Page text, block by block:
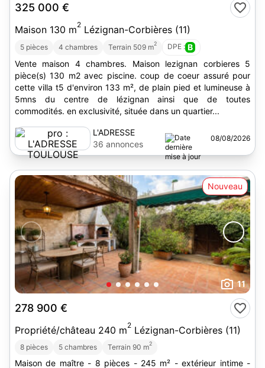
325 000 €
Maison 130 m2 Lézignan-Corbières (11)
5 pièces 4 chambres Terrain 509 m2 DPE : B
Vente maison 4 chambres. Maison lezignan corbieres 5
pièce(s) 130 m2 avec piscine. coup de coeur assuré pour
cette villa t5 d'environ 133 m², de plain pied et lumineuse à
5mns du centre de lézignan ainsi que de toutes
commodités. en exclusivité, située dans un quartier...
L'ADRESSE
TOULOUSE
36 annonces
08/08/2026
Nouveau
11
278 900 €
Propriété/château 240 m2 Lézignan-Corbières (11)
8 pièces 5 chambres Terrain 90 m2
Maison de maître - 8 pièces - 245 m² - extérieur intime -